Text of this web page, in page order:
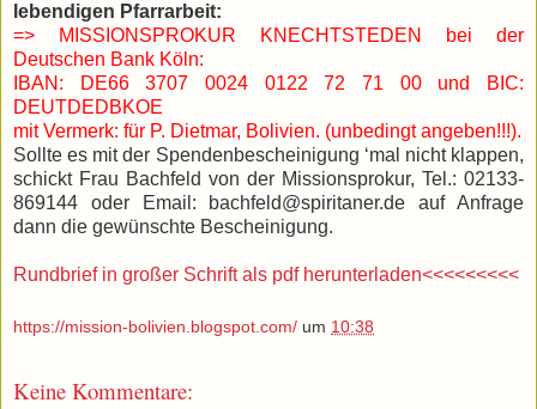
lebendigen Pfarrarbeit:
=> MISSIONSPROKUR KNECHTSTEDEN bei der
Deutschen Bank Köln:
IBAN: DE66 3707 0024 0122 72 71 00 und BIC:
DEUTDEDBKOE
mit Vermerk: für P. Dietmar, Bolivien. (unbedingt angeben!!!).
Sollte es mit der Spendenbescheinigung ‘mal nicht klappen,
schickt Frau Bachfeld von der Missionsprokur, Tel.: 02133-
869144 oder Email: bachfeld@spiritaner.de auf Anfrage
dann die gewünschte Bescheinigung.
Rundbrief in großer Schrift als pdf herunterladen<<<<<<<<<
https://mission-bolivien.blogspot.com/ um 10:38
Keine Kommentare: